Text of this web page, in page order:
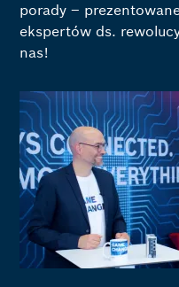
porady –
ekspertów ds.
nas!